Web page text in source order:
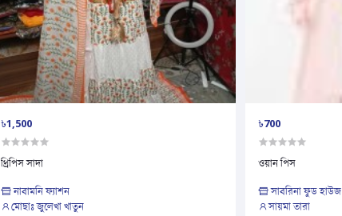
৳1,500
থ্রিপিস সাদা
নাবামনি ফ্যাশন
মোছাঃ জুলেখা খাতুন
৳700
ওয়ান পিস
সাবরিনা ফুড হাউজ
সায়মা তারা